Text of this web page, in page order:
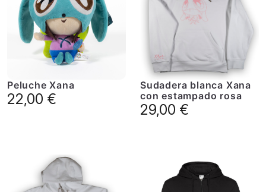
Peluche Xana
22,00 €
Sudadera blanca Xana
con estampado rosa
29,00 €